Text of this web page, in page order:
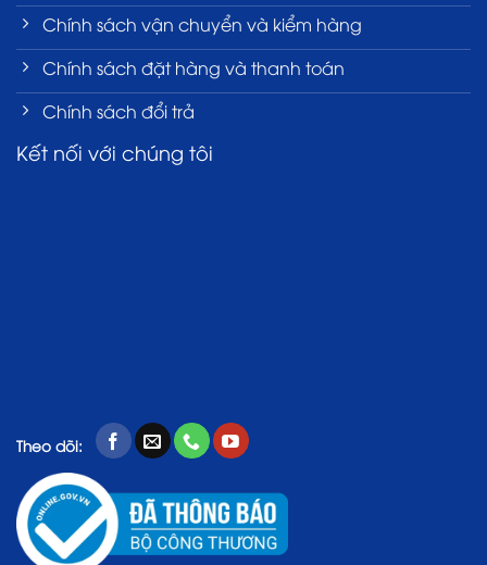
Chính sách vận chuyển và kiểm hàng
Chính sách đặt hàng và thanh toán
Chính sách đổi trả
Kết nối với chúng tôi
Theo dõi: